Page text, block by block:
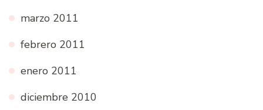
marzo 2011
febrero 2011
enero 2011
diciembre 2010